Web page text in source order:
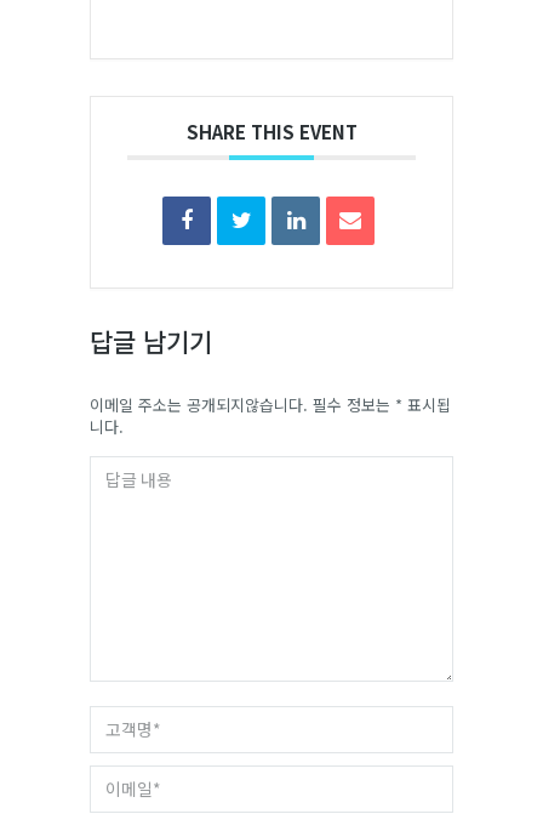
SHARE THIS EVENT
답글 남기기
이메일 주소는 공개되지않습니다. 필수 정보는 * 표시됩
니다.
답글 내용
고객명 *
이메일 *